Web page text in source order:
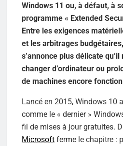
Windows 11 ou, à défaut, à
programme « Extended
Entre les exigences
et les arbitrages
s’annonce plus délicate qu’il
changer d’ordinateur ou
de machines encore
Lancé en 2015, Windows 10
comme le « dernier »
fil de mises à jour gratuites.
Microsoft ferme le chapitre :